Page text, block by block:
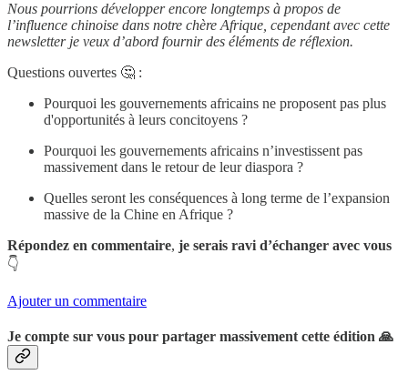
Nous pourrions développer encore longtemps à propos de
l’influence chinoise dans notre chère Afrique, cependant avec cette
newsletter je veux d’abord fournir des éléments de réflexion.
Questions ouvertes 🤔 :
Pourquoi les gouvernements africains ne proposent pas plus
d'opportunités à leurs concitoyens ?
Pourquoi les gouvernements africains n’investissent pas
massivement dans le retour de leur diaspora ?
Quelles seront les conséquences à long terme de l’expansion
massive de la Chine en Afrique ?
Répondez en commentaire, je serais ravi d’échanger avec vous
👇
Ajouter un commentaire
Je compte sur vous pour partager massivement cette édition 🙏